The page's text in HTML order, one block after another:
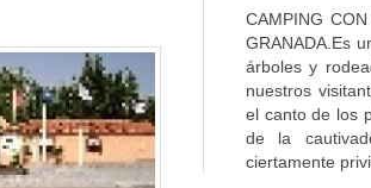
CAMPING
GRANADA.Es
árboles y
nuestros
el canto de los
de la
ciertamente